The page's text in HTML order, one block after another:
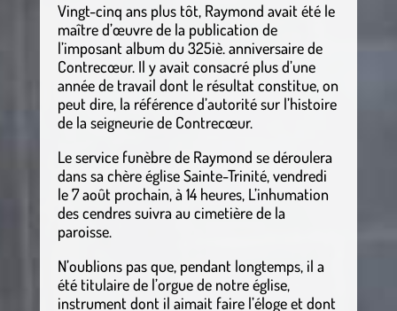
Vingt-cinq ans plus tôt, Raymond avait été le
maître d’œuvre de la publication de
l’imposant album du 325iè. anniversaire de
Contrecœur. Il y avait consacré plus d’une
année de travail dont le résultat constitue, on
peut dire, la référence d’autorité sur l’histoire
de la seigneurie de Contrecœur.
Le service funèbre de Raymond se déroulera
dans sa chère église Sainte-Trinité, vendredi
le 7 août prochain, à 14 heures, L’inhumation
des cendres suivra au cimetière de la
paroisse.
N’oublions pas que, pendant longtemps, il a
été titulaire de l’orgue de notre église,
instrument dont il aimait faire l’éloge et dont